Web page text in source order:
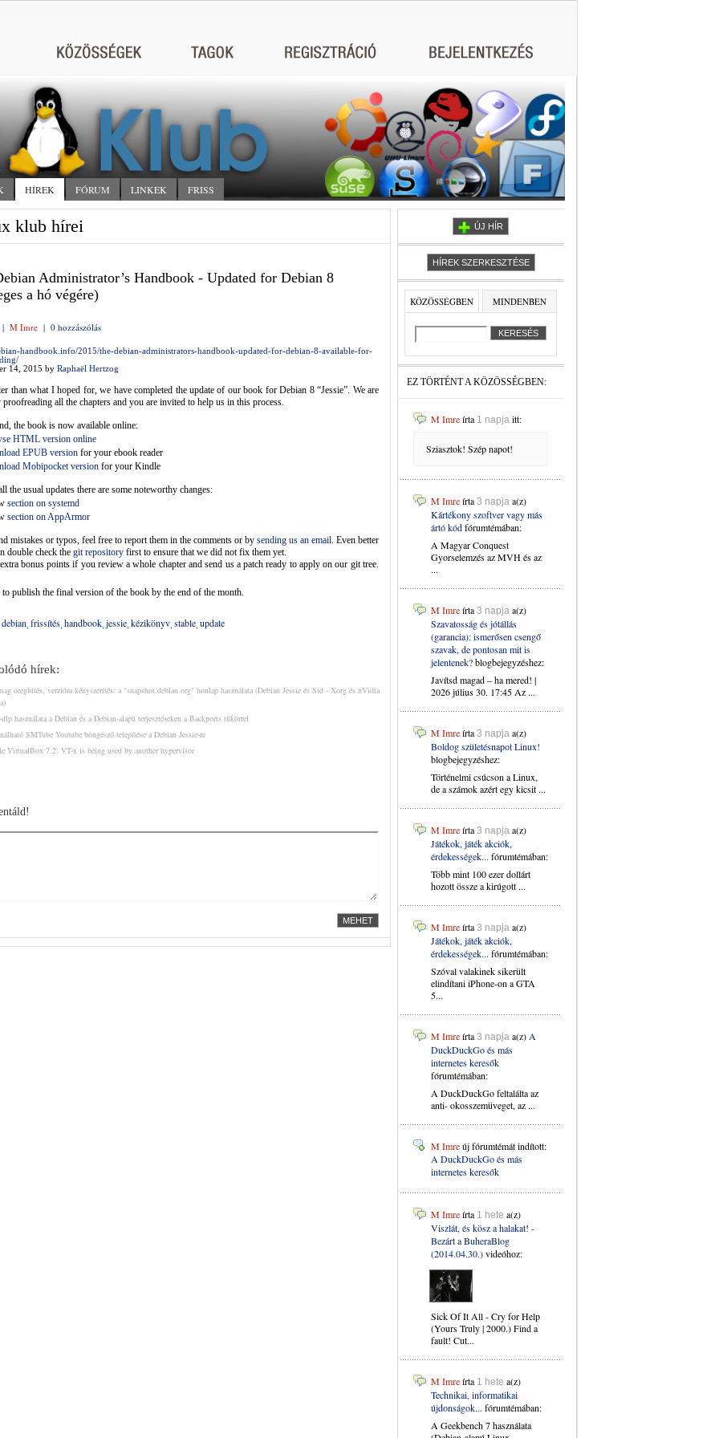
HÍREK FÓRUM LINKEK FRISS
klub hírei
Administrator’s Handbook - Updated for Debian 8
a hó végére)
| M Imre | 0 hozzászólás
handbook.info/2015/the-debian-administrators-handbook-updated-for-debian-8-available-for-
14, 2015 by Raphaël Hertzog
than what I hoped for, we have completed the update of our book for Debian 8 “Jessie”. We are
all the chapters and you are invited to help us in this process.
the book is now available online:
HTML version online
EPUB version for your ebook reader
Mobipocket version for your Kindle
the usual updates there are some noteworthy changes:
section on systemd
section on AppArmor
mistakes or typos, feel free to report them in the comments or by sending us an email. Even better
double check the git repository first to ensure that we did not fix them yet.
bonus points if you review a whole chapter and send us a patch ready to apply on our git tree.
to publish the final version of the book by the end of the month.
debian frissítés handbook jessie kézikönyv stable update
hírek:
öregbítés, verzióra kényszerítés: a "snapshot.debian.org" honlap használata (Debian Jessie és Sid - Xorg és nVidia
használata a Debian és a Debian-alapú terjesztéseken a Backports tükörrel
SMTube Youtube böngésző telepítése a Debian Jessie-re
VirtualBox 7.2: VT-x is being used by another hypervisor
ÚJ HÍR
HÍREK SZERKESZTÉSE
KÖZÖSSÉGBEN MINDENBEN
EZ TÖRTÉNT A KÖZÖSSÉGBEN:
M Imreírta 1 napja itt:
Sziasztok! Szép napot!
M Imreírta 3 napja a(z)
Kártékony szoftver vagy más
ártó kódfórumtémában:
A Magyar Conquest
Gyorselemzés az MVH és az
...
M Imreírta 3 napja a(z)
Szavatosság és jótállás
(garancia): ismerősen csengő
szavak, de pontosan mit is
jelentenek?blogbejegyzéshez:
Javítsd magad – ha mered! |
2026 július 30. 17:45 Az ...
M Imreírta 3 napja a(z)
Boldog születésnapot Linux!
blogbejegyzéshez:
Történelmi csúcson a Linux,
de a számok azért egy kicsit ...
M Imreírta 3 napja a(z)
Játékok, játék akciók,
érdekességek... fórumtémában:
Több mint 100 ezer dollárt
hozott össze a kirúgott ...
M Imreírta 3 napja a(z)
Játékok, játék akciók,
érdekességek... fórumtémában:
Szóval valakinek sikerült
elindítani iPhone-on a GTA
5...
M Imreírta 3 napja a(z) A
DuckDuckGo és más
internetes keresők
fórumtémában:
A DuckDuckGo feltalálta az
anti- okosszemüveget, az ...
M Imreúj fórumtémát indított:
A DuckDuckGo és más
internetes keresők
M Imreírta 1 hete a(z)
Viszlát, és kösz a halakat! -
Bezárt a BuheraBlog
(2014.04.30.)videóhoz:
Sick Of It All - Cry for Help
(Yours Truly | 2000.) Find a
fault! Cut...
M Imreírta 1 hete a(z)
Technikai, informatikai
újdonságok... fórumtémában:
A Geekbench 7 használata